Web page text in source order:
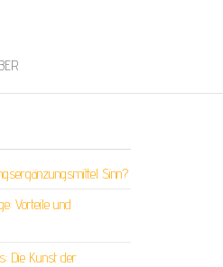
Sinn?
Vorteile und
Die Kunst der